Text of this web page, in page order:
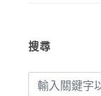
搜尋